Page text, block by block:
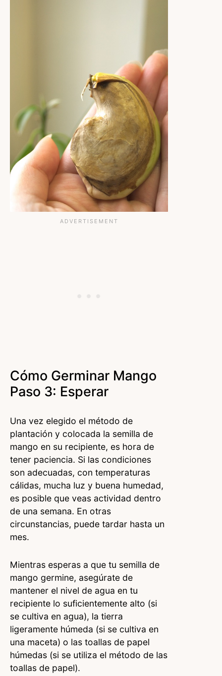
Cómo Germinar Mango
Paso 3: Esperar
Una vez elegido el método de
plantación y colocada la semilla de
mango en su recipiente, es hora de
tener paciencia. Si las condiciones
son adecuadas, con temperaturas
cálidas, mucha luz y buena humedad,
es posible que veas actividad dentro
de una semana. En otras
circunstancias, puede tardar hasta un
mes.
Mientras esperas a que tu semilla de
mango germine, asegúrate de
mantener el nivel de agua en tu
recipiente lo suficientemente alto (si
se cultiva en agua), la tierra
ligeramente húmeda (si se cultiva en
una maceta) o las toallas de papel
húmedas (si se utiliza el método de las
toallas de papel).